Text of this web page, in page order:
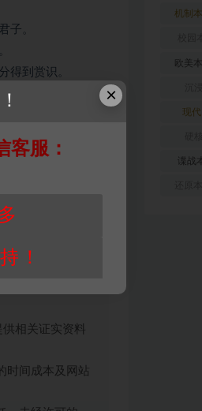
子。
得到赏识。
人和最尊贵的公
，江湖之远则忧
竟。
载
何人访问、浏
相关证实资料
时间成本及网站
机制本
欧美本
现代
谍战
×
客服：
！